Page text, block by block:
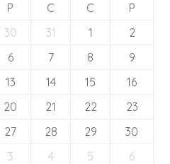
P C C
P
30 31 1
2
6 7 8
9
13 14 15
16
20 21 22
23
27 28 29
30
3 4 5 6